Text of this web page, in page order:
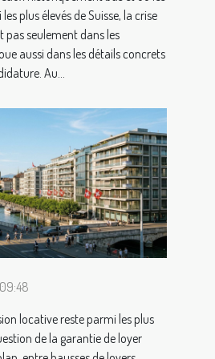
plus élevés de Suisse, la crise
pas seulement dans les
aussi dans les détails concrets
Au...
locative reste parmi les plus
de la garantie de loyer